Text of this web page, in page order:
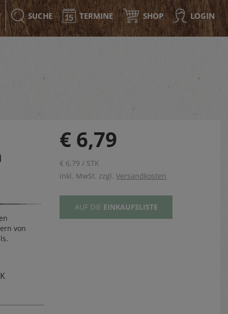
SUCHE TERMINE SHOP LOGIN
von
€ 6,79
€ 6,79 / STK
inkl. MwSt. zzgl.Versandkosten
AUF DIE EINKAUFSLISTE